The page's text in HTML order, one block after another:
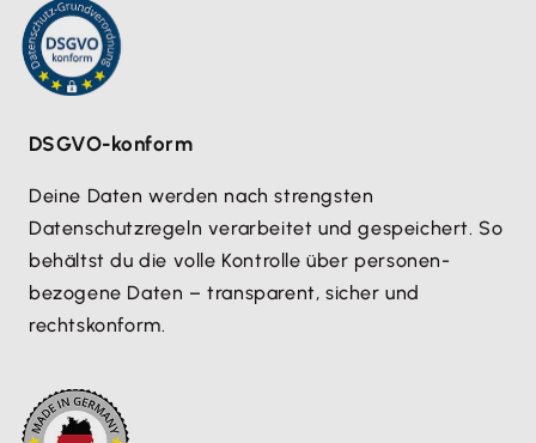
DSGVO-konform
Deine Daten werden nach strengsten
Datenschutzregeln verarbeitet und gespeichert. So
behältst du die volle Kontrolle über personen­
bezogene Daten – transparent, sicher und
rechtskonform.